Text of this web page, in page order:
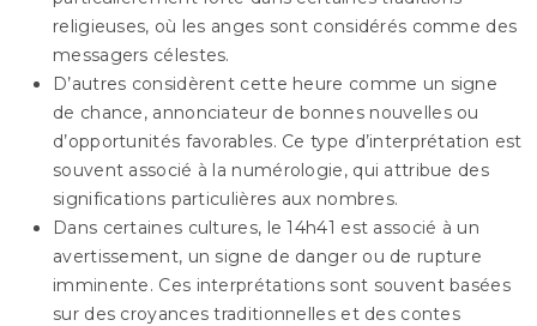
religieuses, où les anges sont considérés comme des
messagers célestes.
D’autres considèrent cette heure comme un signe
de chance, annonciateur de bonnes nouvelles ou
d’opportunités favorables. Ce type d’interprétation est
souvent associé à la numérologie, qui attribue des
significations particulières aux nombres.
Dans certaines cultures, le 14h41 est associé à un
avertissement, un signe de danger ou de rupture
imminente. Ces interprétations sont souvent basées
sur des croyances traditionnelles et des contes